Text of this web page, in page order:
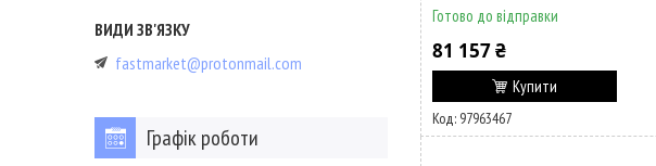
Готово до відправки
81 157 ₴
Купити
97963467
fastmarket@protonmail.com
Графік роботи